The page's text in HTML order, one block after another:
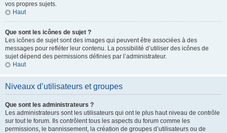
vos propres sujets.
Haut
Que sont les icônes de sujet ?
Les icônes de sujet sont des images qui peuvent être associées à des
messages pour refléter leur contenu. La possibilité d’utiliser des icônes de
sujet dépend des permissions définies par l’administrateur.
Haut
Niveaux d’utilisateurs et groupes
Que sont les administrateurs ?
Les administrateurs sont les utilisateurs qui ont le plus haut niveau de contrôle
sur tout le forum. Ils contrôlent tous les aspects du forum comme les
permissions, le bannissement, la création de groupes d’utilisateurs ou de